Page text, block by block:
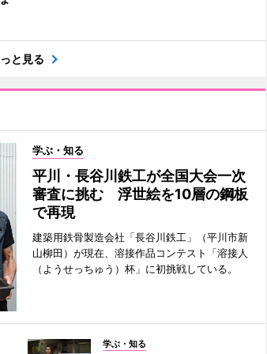
と見る
学ぶ・知る
平川・長谷川鉄工が全国大会一次
審査に挑む 浮世絵を10層の鋼板
で再現
建築用鉄骨製造会社「長谷川鉄工」（平川市新
山柳田）が現在、溶接作品コンテスト「溶接人
（ようせっちゅう）杯」に初挑戦している。
学ぶ・知る